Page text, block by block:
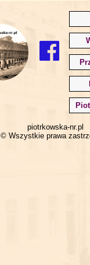
piotrkowska-nr.pl
© Wszystkie prawa